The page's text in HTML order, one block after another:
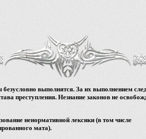
выполнятся. За их выполнением
преступления. Незнание законов не
ненормативной лексики (в том числе
мата).